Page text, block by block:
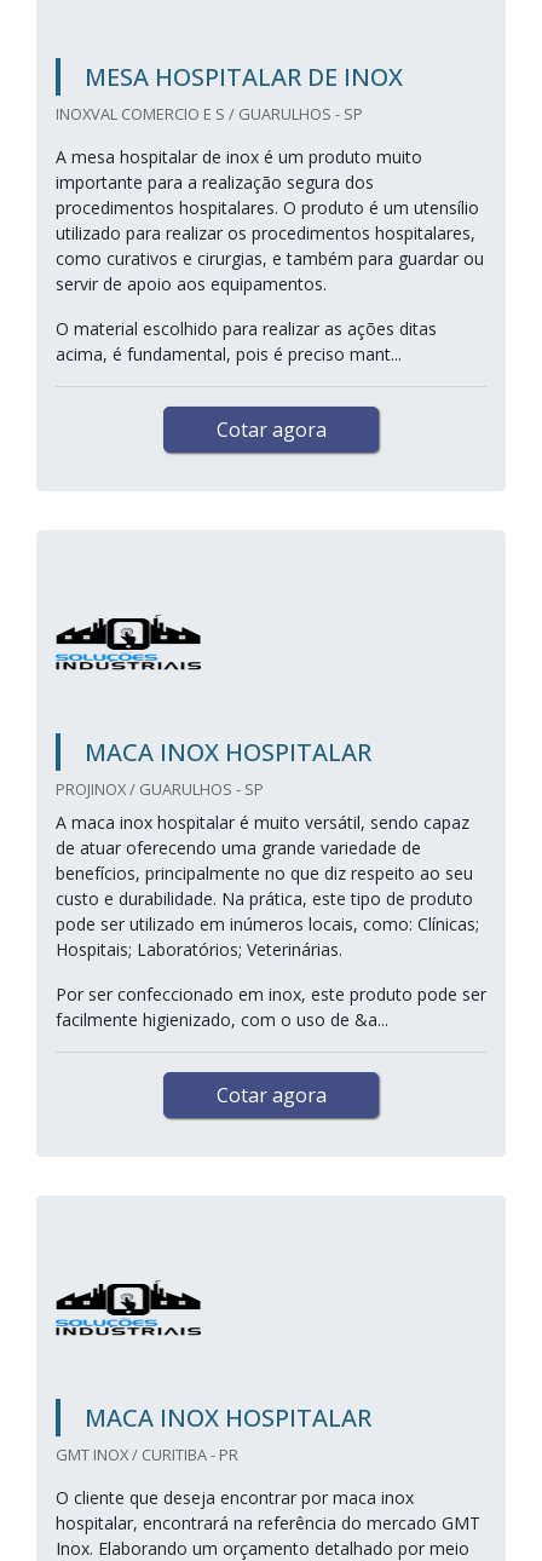
MESA HOSPITALAR DE INOX
INOXVAL COMERCIO E S / GUARULHOS - SP
A mesa hospitalar de inox é um produto muito
importante para a realização segura dos
procedimentos hospitalares. O produto é um utensílio
utilizado para realizar os procedimentos hospitalares,
como curativos e cirurgias, e também para guardar ou
servir de apoio aos equipamentos.
O material escolhido para realizar as ações ditas
acima, é fundamental, pois é preciso mant...
Cotar agora
MACA INOX HOSPITALAR
PROJINOX / GUARULHOS - SP
A maca inox hospitalar é muito versátil, sendo capaz
de atuar oferecendo uma grande variedade de
benefícios, principalmente no que diz respeito ao seu
custo e durabilidade. Na prática, este tipo de produto
pode ser utilizado em inúmeros locais, como: Clínicas;
Hospitais; Laboratórios; Veterinárias.
Por ser confeccionado em inox, este produto pode ser
facilmente higienizado, com o uso de &a...
Cotar agora
MACA INOX HOSPITALAR
GMT INOX / CURITIBA - PR
O cliente que deseja encontrar por maca inox
hospitalar, encontrará na referência do mercado GMT
Inox. Elaborando um orçamento detalhado por meio